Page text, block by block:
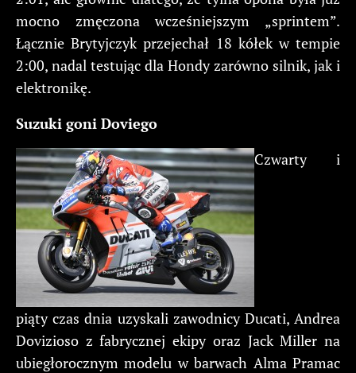
mocno zmęczona wcześniejszym „sprintem”.
Łącznie Brytyjczyk przejechał 18 kółek w tempie
2:00, nadal testując dla Hondy zarówno silnik, jak i
elektronikę.
Suzuki goni Doviego
Czwarty i
piąty czas dnia uzyskali zawodnicy Ducati, Andrea
Dovizioso z fabrycznej ekipy oraz Jack Miller na
ubiegłorocznym modelu w barwach Alma Pramac